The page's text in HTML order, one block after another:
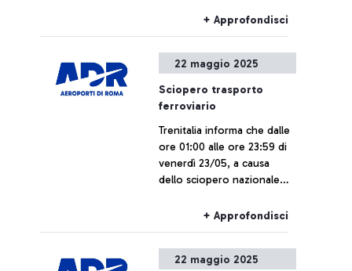
materie STEM (Science,
Technology, Engineering
and Math) tra i più giovani,
contribuendo
concretamente
all’orientamento scolastico
generazioni.
+ Approfondisci
22 maggio 2025
Sciopero trasporto
ferroviario
Trenitalia informa che dalle
ore 01:00 alle ore 23:59 di
venerdì 23/05, a causa
dello sciopero nazionale
FS, Trenitalia, Trenitalia Tper
e Trenord, i collegamenti
ferroviari da e per
l’aeroporto di Fiumicino
+ Approfondisci
22 maggio 2025